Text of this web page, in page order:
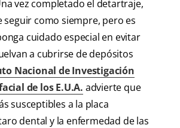
vez completado el detartraje,
seguir como siempre, pero es
cuidado especial en evitar
a cubrirse de depósitos
Nacional de Investigación
de los E.U.A. advierte que
susceptibles a la placa
dental y la enfermedad de las